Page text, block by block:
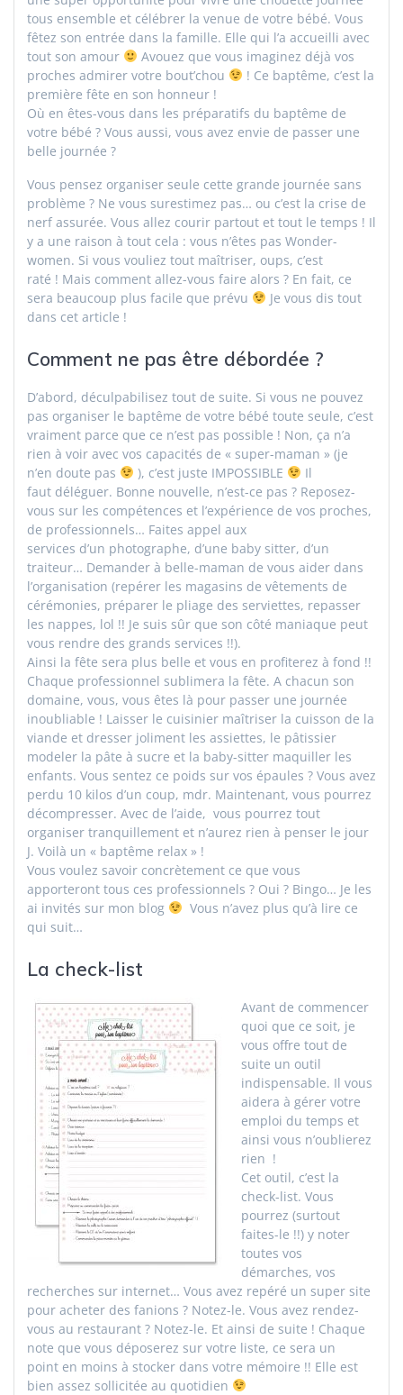
tous ensemble et célébrer la venue de votre bébé. Vous
fêtez son entrée dans la famille. Elle qui l’a accueilli avec
tout son amour
Avouez que vous imaginez déjà vos
proches admirer votre bout’chou
! Ce baptême, c’est la
première fête en son honneur !
Où en êtes-vous dans les préparatifs du baptême de
votre bébé ? Vous aussi, vous avez envie de passer une
belle journée ?
Vous pensez organiser seule cette grande journée sans
problème ? Ne vous surestimez pas… ou c’est la crise de
nerf assurée. Vous allez courir partout et tout le temps ! Il
y a une raison à tout cela : vous n’êtes pas Wonder-
women. Si vous vouliez tout maîtriser, oups, c’est
raté ! Mais comment allez-vous faire alors ? En fait, ce
sera beaucoup plus facile que prévu
Je vous dis tout
dans cet article !
Comment ne pas être débordée ?
D’abord, déculpabilisez tout de suite. Si vous ne pouvez
pas organiser le baptême de votre bébé toute seule, c’est
vraiment parce que ce n’est pas possible ! Non, ça n’a
rien à voir avec vos capacités de « super-maman » (je
n’en doute pas
), c’est juste IMPOSSIBLE
Il
faut déléguer. Bonne nouvelle, n’est-ce pas ? Reposez-
vous sur les compétences et l’expérience de vos proches,
de professionnels… Faites appel aux
services d’un photographe, d’une baby sitter, d’un
traiteur… Demander à belle-maman de vous aider dans
l’organisation (repérer les magasins de vêtements de
cérémonies, préparer le pliage des serviettes, repasser
les nappes, lol !! Je suis sûr que son côté maniaque peut
vous rendre des grands services !!).
Ainsi la fête sera plus belle et vous en profiterez à fond !!
Chaque professionnel sublimera la fête. A chacun son
domaine, vous, vous êtes là pour passer une journée
inoubliable ! Laisser le cuisinier maîtriser la cuisson de la
viande et dresser joliment les assiettes, le pâtissier
modeler la pâte à sucre et la baby-sitter maquiller les
enfants. Vous sentez ce poids sur vos épaules ? Vous avez
perdu 10 kilos d’un coup, mdr. Maintenant, vous pourrez
décompresser. Avec de l’aide, vous pourrez tout
organiser tranquillement et n’aurez rien à penser le jour
J. Voilà un « baptême relax » !
Vous voulez savoir concrètement ce que vous
apporteront tous ces professionnels ? Oui ? Bingo… Je les
ai invités sur mon blog
Vous n’avez plus qu’à lire ce
qui suit…
La check-list
Avant de commencer
quoi que ce soit, je
vous offre tout de
suite un outil
indispensable. Il vous
aidera à gérer votre
emploi du temps et
ainsi vous n’oublierez
rien !
Cet outil, c’est la
check-list. Vous
pourrez (surtout
faites-le !!) y noter
toutes vos
démarches, vos
recherches sur internet… Vous avez repéré un super site
pour acheter des fanions ? Notez-le. Vous avez rendez-
vous au restaurant ? Notez-le. Et ainsi de suite ! Chaque
note que vous déposerez sur votre liste, ce sera un
point en moins à stocker dans votre mémoire !! Elle est
bien assez sollicitée au quotidien